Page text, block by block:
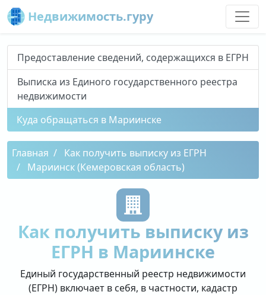
Недвижимость.гуру
Предоставление сведений, содержащихся в ЕГРН
Выписка из Единого государственного реестра
недвижимости
Куда обращаться в Мариинске
Главная
Как получить выписку из ЕГРН
Мариинск (Кемеровская область)
Как получить выписку из
ЕГРН в Мариинске
Единый государственный реестр недвижимости
(ЕГРН) включает в себя, в частности, кадастр